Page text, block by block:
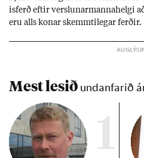
is­ferð eft­ir versl­un­ar­manna­helgi
eru alls kon­ar skemmti­leg­ar ferð­ir.
Mest lesið undanfarið
1